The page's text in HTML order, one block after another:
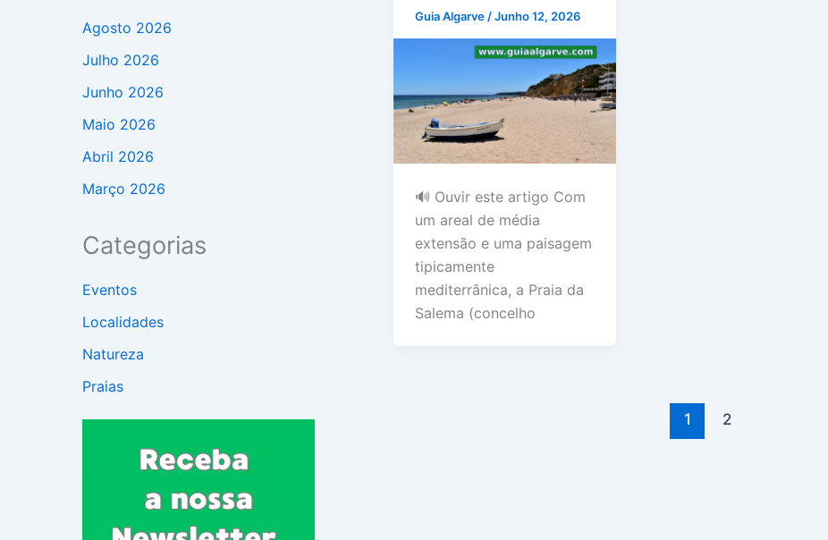
Agosto 2026
Julho 2026
Junho 2026
Maio 2026
Abril 2026
Março 2026
Categorias
Eventos
Localidades
Natureza
Praias
Guia Algarve /Junho 12, 2026
🔊 Ouvir este artigo Com
um areal de média
extensão e uma paisagem
tipicamente
mediterrânica, a Praia da
Salema (concelho
1 2